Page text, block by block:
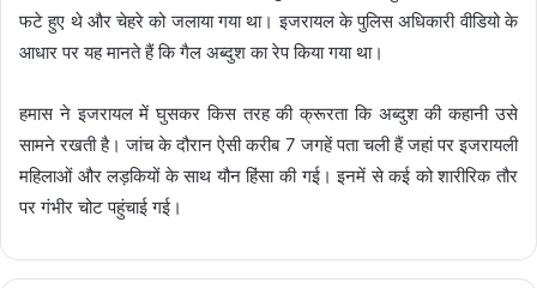
फटे हुए थे और चेहरे को जलाया गया था। इजरायल के पुलिस अधिकारी वीडियो के
आधार पर यह मानते हैं कि गैल अब्दुश का रेप किया गया था।
हमास ने इजरायल में घुसकर किस तरह की क्रूरता कि अब्दुश की कहानी उसे
सामने रखती है। जांच के दौरान ऐसी करीब 7 जगहें पता चली हैं जहां पर इजरायली
महिलाओं और लड़कियों के साथ यौन हिंसा की गई। इनमें से कई को शारीरिक तौर
पर गंभीर चोट पहुंचाई गई।